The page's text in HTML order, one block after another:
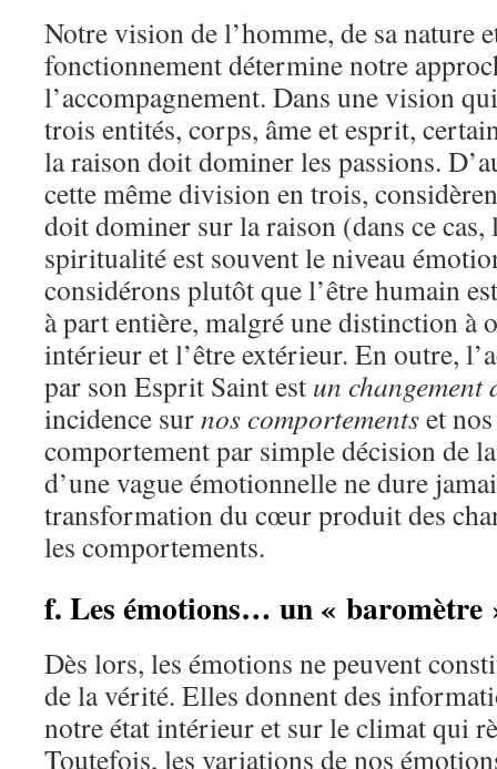
Notre vision de l’homme, de sa nature
fonctionnement détermine notre
l’accompagnement. Dans une vision
trois entités, corps, âme et esprit,
la raison doit dominer les passions.
cette même division en trois,
doit dominer sur la raison (dans ce cas,
spiritualité est souvent le niveau
considérons plutôt que l’être humain
à part entière, malgré une distinction à
intérieur et l’être extérieur. En outre,
par son Esprit Saint est un changement
incidence surnos comportementset
comportement par simple décision de
d’une vague émotionnelle ne dure
transformation du cœur produit des
les comportements.
f. Les émotions… un « baromètre
Dès lors, les émotions ne peuvent
de la vérité. Elles donnent des
notre état intérieur et sur le climat qui
Toutefois, les variations de nos